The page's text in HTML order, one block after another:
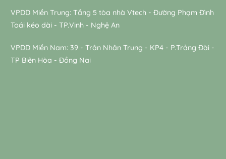
VPDD Miền Trung: Tầng 5 tòa nhà Vtech - Đường Phạm Đình
Toái kéo dài - TP.Vinh - Nghệ An
VPDD Miền Nam: 39 - Trân Nhân Trung - KP4 - P.Trảng Đài -
TP Biên Hòa - Đồng Nai